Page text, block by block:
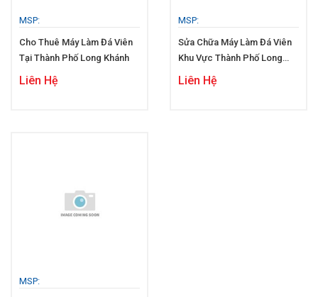
MSP:
Cho Thuê Máy Làm Đá Viên
Tại Thành Phố Long Khánh
Liên Hệ
MSP:
Sửa Chữa Máy Làm Đá Viên
Khu Vực Thành Phố Long
Khánh
Liên Hệ
MSP: